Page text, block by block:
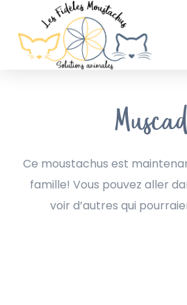
Ce moustachus est
famille! Vous pouvez aller
voir d’autres qui